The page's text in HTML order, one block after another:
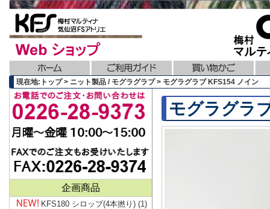
現在地:トップ > ニット製品 / モグラグラブ > モグラグラブ KFS154 ノイン
モグラグラ
企画商品
KFS180 シロップ(4本撚り) (1)